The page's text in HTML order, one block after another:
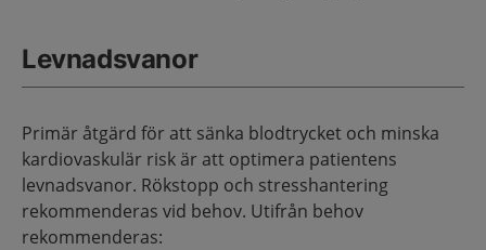
Levnadsvanor
Primär åtgärd för att sänka blodtrycket och minska
kardiovaskulär risk är att optimera patientens
levnadsvanor. Rökstopp och stresshantering
rekommenderas vid behov. Utifrån behov
rekommenderas: